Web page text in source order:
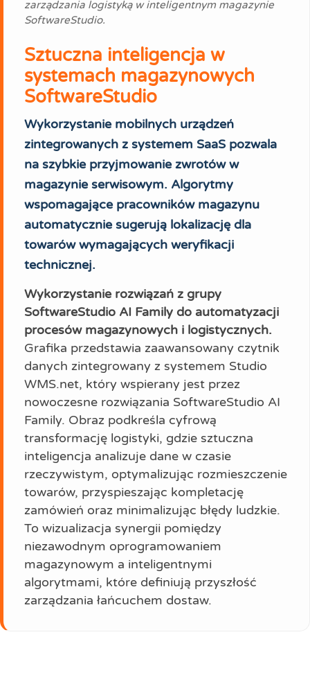
zarządzania logistyką w inteligentnym magazynie
SoftwareStudio.
Sztuczna inteligencja w
systemach magazynowych
SoftwareStudio
Wykorzystanie mobilnych urządzeń
zintegrowanych z systemem SaaS pozwala
na szybkie przyjmowanie zwrotów w
magazynie serwisowym. Algorytmy
wspomagające pracowników magazynu
automatycznie sugerują lokalizację dla
towarów wymagających weryfikacji
technicznej.
Wykorzystanie rozwiązań z grupy
SoftwareStudio AI Family do automatyzacji
procesów magazynowych i logistycznych.
Grafika przedstawia zaawansowany czytnik
danych zintegrowany z systemem Studio
WMS.net, który wspierany jest przez
nowoczesne rozwiązania SoftwareStudio AI
Family. Obraz podkreśla cyfrową
transformację logistyki, gdzie sztuczna
inteligencja analizuje dane w czasie
rzeczywistym, optymalizując rozmieszczenie
towarów, przyspieszając kompletację
zamówień oraz minimalizując błędy ludzkie.
To wizualizacja synergii pomiędzy
niezawodnym oprogramowaniem
magazynowym a inteligentnymi
algorytmami, które definiują przyszłość
zarządzania łańcuchem dostaw.